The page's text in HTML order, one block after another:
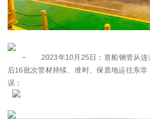
− 2023年10月25日：首船钢管从连
后16批次管材持续、准时、保质地运往东
误；